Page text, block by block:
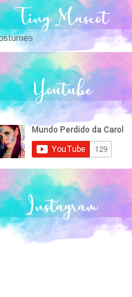
Ting Mascot
Youtube
Instagram